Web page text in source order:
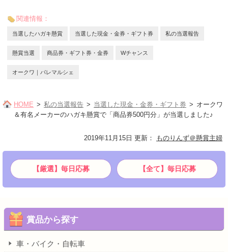
関連情報：
当選したハガキ懸賞 当選した現金・金券・ギフト券 私の当選報告
懸賞当選 商品券・ギフト券・金券 Wチャンス
オークワ｜パレマルシェ
HOME 私の当選報告 当選した現金・金券・ギフト券
オークワ
＆有名メーカーのハガキ懸賞で「商品券500円分」が当選しました♪
2019年11月15日 更新 ： ものりんず＠懸賞主婦
【厳選】毎日応募 【全て】毎日応募
賞品から探す
車・バイク・自転車